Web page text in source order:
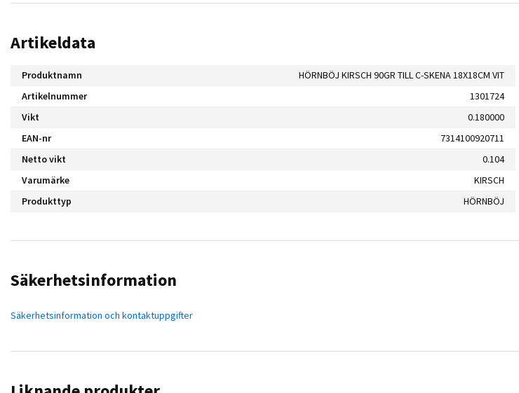
Artikeldata
Produktnamn
HÖRNBÖJ KIRSCH 90GR TILL C-SKENA 18X18CM VIT
Artikelnummer
1301724
Vikt
0.180000
EAN-nr
7314100920711
Netto vikt
0.104
Varumärke
KIRSCH
Produkttyp
HÖRNBÖJ
Säkerhetsinformation
Säkerhetsinformation och kontaktuppgifter